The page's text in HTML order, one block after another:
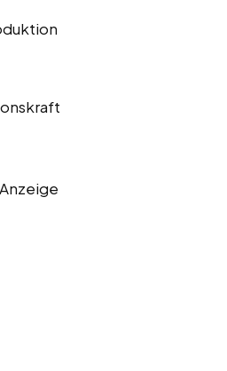
Anzeige